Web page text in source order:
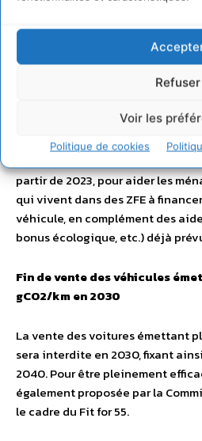
Refuser
Voir les
Politique de cookies
de l’air, des interdictions de
Crit’air 5 en 2023, Crit’air 4 en
seront automatiquement
Une expérimentation d’un prêt
qui vivent dans des zones à
partir de 2023, pour aider les
qui vivent dans des ZFE à
véhicule, en complément des
bonus écologique, etc.) déjà
Fin de vente des véhicules
gCO2/km en 2030
La vente des voitures émettant
sera interdite en 2030, fixant
2040. Pour être pleinement
également proposée par la
le cadre du Fit for 55.